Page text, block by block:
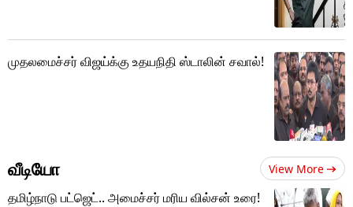
முதலமைச்சர் விஜய்க்கு உதயநிதி ஸ்டாலின் சவால்!
வீடியோ View More
தமிழ்நாடு பட்ஜெட்.. அமைச்சர் மரிய வில்சன் உரை!